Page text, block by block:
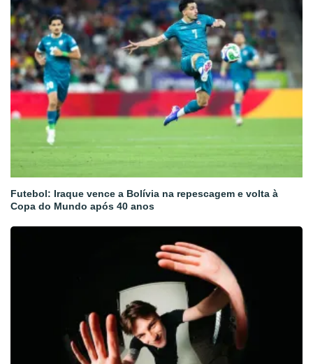
Futebol: Iraque vence a Bolívia na repescagem e volta à
Copa do Mundo após 40 anos